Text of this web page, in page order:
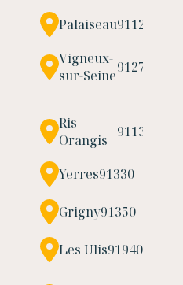
Palaiseau91120
Vigneux-
sur-Seine91270
Ris-
Orangis
91130
Yerres91330
Grigny91350
Les Ulis91940